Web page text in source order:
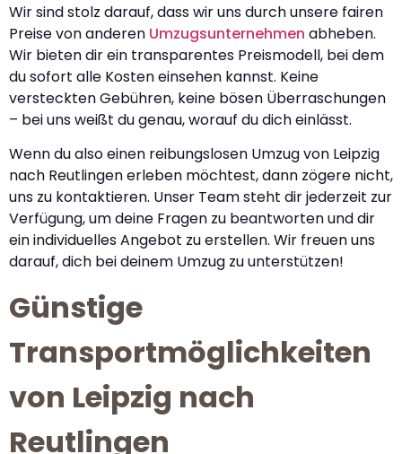
Wir sind stolz darauf, dass wir uns durch unsere fairen
Preise von anderen Umzugsunternehmen abheben.
Wir bieten dir ein transparentes Preismodell, bei dem
du sofort alle Kosten einsehen kannst. Keine
versteckten Gebühren, keine bösen Überraschungen
– bei uns weißt du genau, worauf du dich einlässt.
Wenn du also einen reibungslosen Umzug von Leipzig
nach Reutlingen erleben möchtest, dann zögere nicht,
uns zu kontaktieren. Unser Team steht dir jederzeit zur
Verfügung, um deine Fragen zu beantworten und dir
ein individuelles Angebot zu erstellen. Wir freuen uns
darauf, dich bei deinem Umzug zu unterstützen!
Günstige
Transportmöglichkeiten
von Leipzig nach
Reutlingen